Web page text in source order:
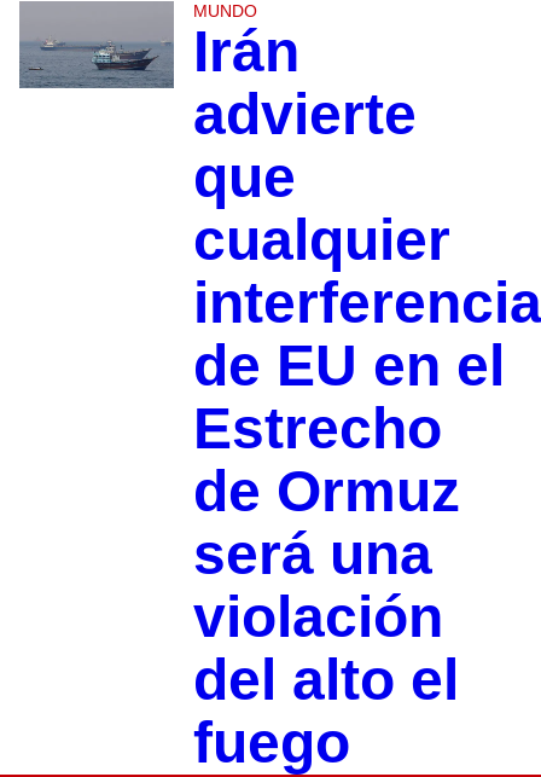
MUNDO
Irán
advierte
que
cualquier
interferencia
de EU en el
Estrecho
de Ormuz
será una
violación
del alto el
fuego